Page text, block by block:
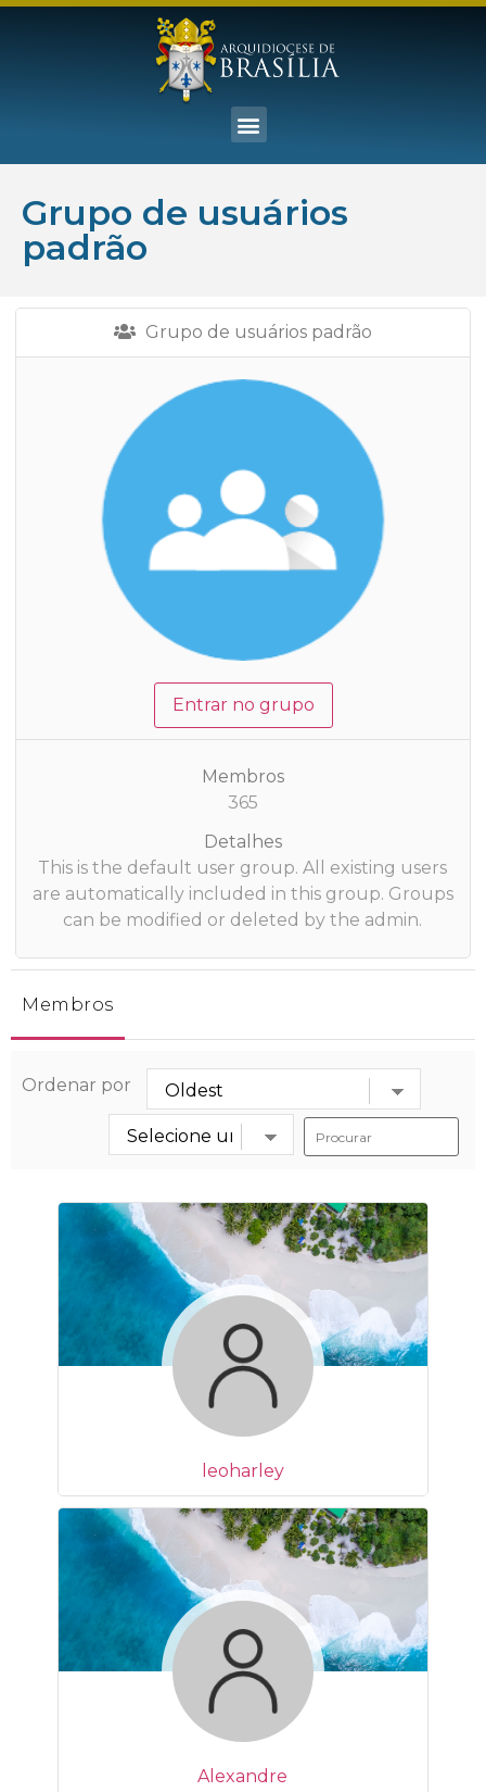
Grupo de usuários
padrão
Grupo de usuários padrão
Entrar no grupo
Membros
365
Detalhes
This is the default user group. All existing users
are automatically included in this group. Groups
can be modified or deleted by the admin.
Membros
Ordenar por
leoharley
Alexandre